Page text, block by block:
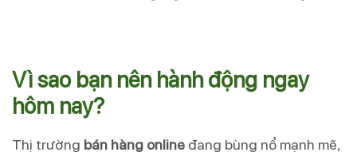
Vì sao bạn nên hành động ngay
hôm nay?
Thị trường bán hàng online đang bùng nổ mạnh mẽ,